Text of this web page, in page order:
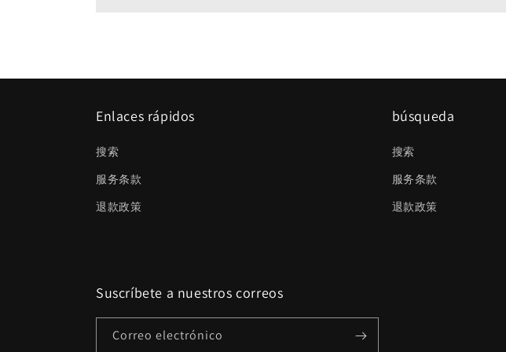
Enlaces rápidos
搜索
服务条款
退款政策
búsqueda
搜索
服务条款
退款政策
Suscríbete a nuestros correos
Correo electrónico